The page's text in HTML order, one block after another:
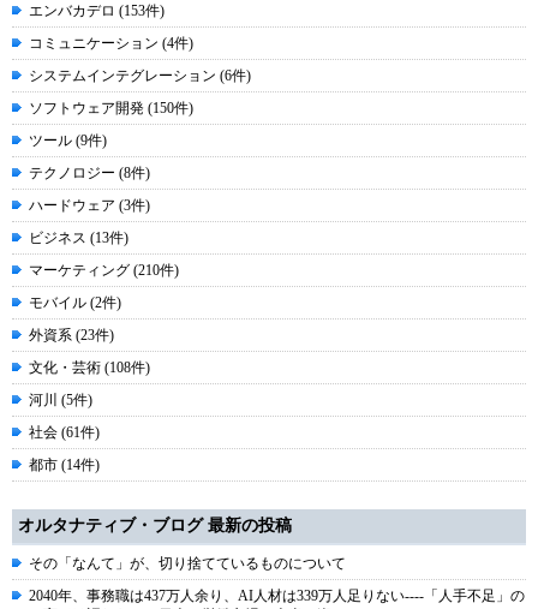
エンバカデロ (153件)
コミュニケーション (4件)
システムインテグレーション (6件)
ソフトウェア開発 (150件)
ツール (9件)
テクノロジー (8件)
ハードウェア (3件)
ビジネス (13件)
マーケティング (210件)
モバイル (2件)
外資系 (23件)
文化・芸術 (108件)
河川 (5件)
社会 (61件)
都市 (14件)
オルタナティブ・ブログ 最新の投稿
その「なんて」が、切り捨てているものについて
2040年、事務職は437万人余り、AI人材は339万人足りない----「人手不足」の